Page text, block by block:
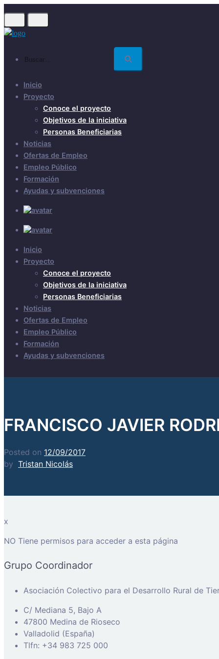
main
Inicio
Proyecto
Conoce el proyecto
Objetivos de la iniciativa
Personas Beneficiarias
Noticias
Ofertas de Empleo
Empleo Público
Formación
Ayudas y subvenciones
Inicio
Proyecto
Conoce el proyecto
Objetivos de la iniciativa
Personas Beneficiarias
Noticias
Ofertas de Empleo
Empleo Público
Formación
Ayudas y subvenciones
FRANCISCO JAVIER
Posted on 12/09/2017
by Tristan Nicolás
x
NO Tiene permisos para acceder a esta página
Grupo Coordinador
Asociación Colectivo para el Desarrollo Rural de
C/ Mediana 5, Bajo A
47800 Medina de Rioseco
Valladolid (España)
Tlfn: +34 983 725 000